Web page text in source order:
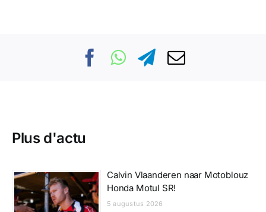
Plus d'actu
Calvin Vlaanderen naar Motoblouz
Honda Motul SR!
5 augustus 2026